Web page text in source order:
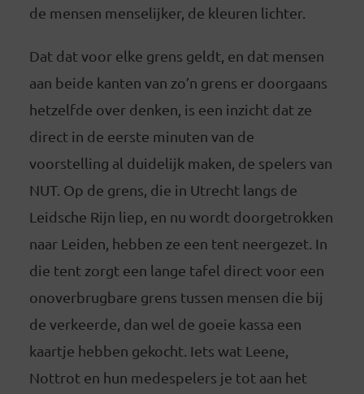
de mensen menselijker, de kleuren lichter.
Dat dat voor elke grens geldt, en dat mensen
aan beide kanten van zo’n grens er doorgaans
hetzelfde over denken, is een inzicht dat ze
direct in de eerste minuten van de
voorstelling al duidelijk maken, de spelers van
NUT. Op de grens, die in Utrecht langs de
Leidsche Rijn liep, en nu wordt doorgetrokken
naar Leiden, hebben ze een tent neergezet. In
die tent zorgt een lange tafel direct voor een
onoverbrugbare grens tussen mensen die bij
de verkeerde, dan wel de goeie kassa een
kaartje hebben gekocht. Iets wat Leene,
Nottrot en hun medespelers je tot aan het